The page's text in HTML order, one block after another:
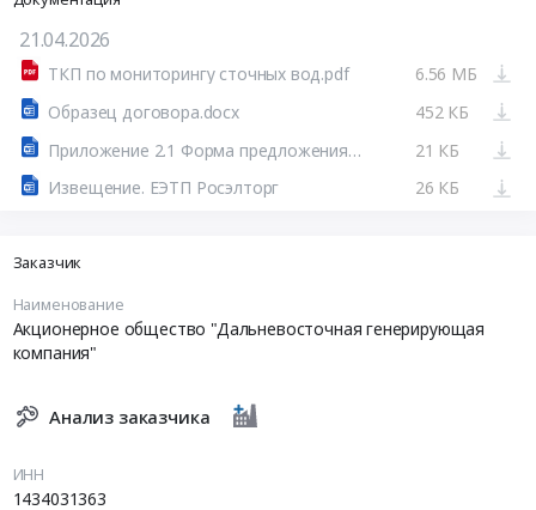
21.04.2026
ТКП по мониторингу сточных вод.pdf
6.56 МБ
Образец договора.docx
452 КБ
Приложение 2.1 Форма предложения .docx
21 КБ
Извещение. ЕЭТП Росэлторг
26 КБ
Заказчик
Наименование
Акционерное общество "Дальневосточная генерирующая
компания"
Анализ заказчика
ИНН
1434031363